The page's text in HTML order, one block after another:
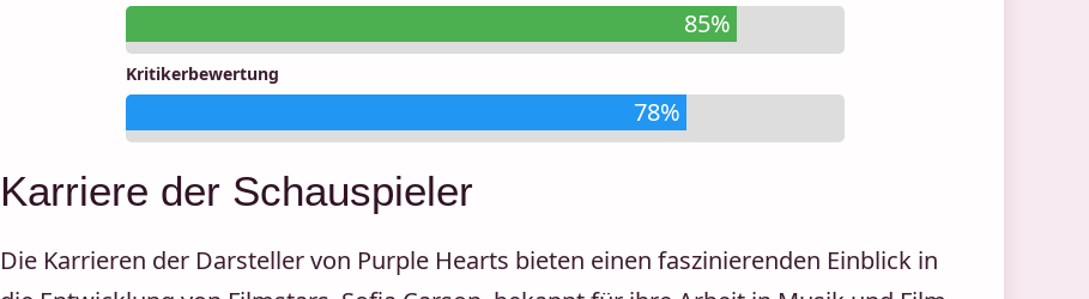
85%
Kritikerbewertung
78%
Karriere der Schauspieler
Die Karrieren der Darsteller von Purple Hearts bieten einen faszinierenden Einblick in